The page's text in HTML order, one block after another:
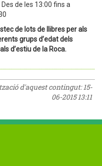
Des de les 13:00 fins a
de lots de llibres per als
grups d’edat dels
d’estiu de la Roca.
d'aquest contingut:15-
06-2015 13:11